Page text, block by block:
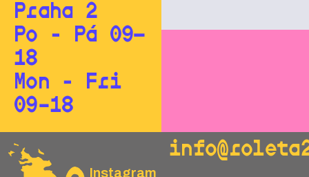
Praha 2
Po - Pá 09—
18
Mon - Fri
09–18
Instagram